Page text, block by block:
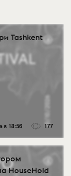
Tashkent
в 18:56 177
HouseHold